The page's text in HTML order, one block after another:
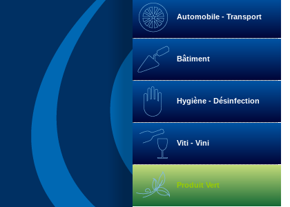
Automobile - Transport
Bâtiment
Hygiène - Désinfection
Viti - Vini
Produit Vert